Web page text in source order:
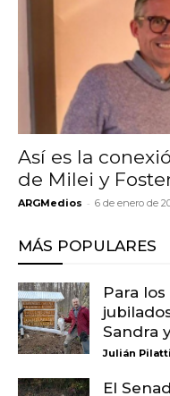
Así es la
de Milei y
ARGMedios - 6 de enero de
MÁS POPULARES
Para
Sandra
Julián Pilatti
El